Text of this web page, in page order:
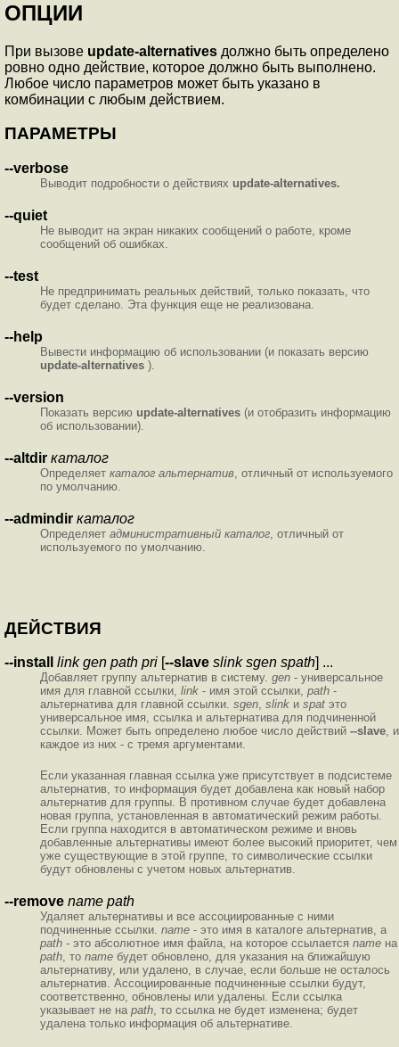
ОПЦИИ
При вызове update-alternatives должно быть определено
ровно одно действие, которое должно быть выполнено.
Любое число параметров может быть указано в
комбинации с любым действием.
ПАРАМЕТРЫ
--verbose
Выводит подробности о действиях update-alternatives.
--quiet
Не выводит на экран никаких сообщений о работе, кроме
сообщений об ошибках.
--test
Не предпринимать реальных действий, только показать, что
будет сделано. Эта функция еще не реализована.
--help
Вывести информацию об использовании (и показать версию
update-alternatives ).
--version
Показать версию update-alternatives (и отобразить информацию
об использовании).
--altdir каталог
Определяет каталог альтернатив , отличный от используемого
по умолчанию.
--admindir каталог
Определяет административный каталог , отличный от
используемого по умолчанию.
ДЕЙСТВИЯ
--install link gen path pri [--slave slink sgen spath] ...
Добавляет группу альтернатив в систему. gen - универсальное
имя для главной ссылки, link - имя этой ссылки, path -
альтернатива для главной ссылки. sgen, slink и spat это
универсальное имя, ссылка и альтернатива для подчиненной
ссылки. Может быть определено любое число действий --slave, и
каждое из них - с тремя аргументами.
Если указанная главная ссылка уже присутствует в подсистеме
альтернатив, то информация будет добавлена как новый набор
альтернатив для группы. В противном случае будет добавлена
новая группа, установленная в автоматический режим работы.
Если группа находится в автоматическом режиме и вновь
добавленные альтернативы имеют более высокий приоритет, чем
уже существующие в этой группе, то символические ссылки
будут обновлены с учетом новых альтернатив.
--remove name path
Удаляет альтернативы и все ассоциированные с ними
подчиненные ссылки. name - это имя в каталоге альтернатив, а
path - это абсолютное имя файла, на которое ссылается name на
path, то name будет обновлено, для указания на ближайшую
альтернативу, или удалено, в случае, если больше не осталось
альтернатив. Ассоциированные подчиненные ссылки будут,
соответственно, обновлены или удалены. Если ссылка
указывает не на path, то ссылка не будет изменена; будет
удалена только информация об альтернативе.